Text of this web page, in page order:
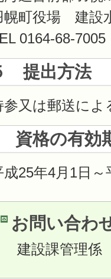
幌町役場 建設
0164-68-7005
提出方法
参又は郵送によ
資格の有効
成25年4月1日
お問い合わ
建設課管理係